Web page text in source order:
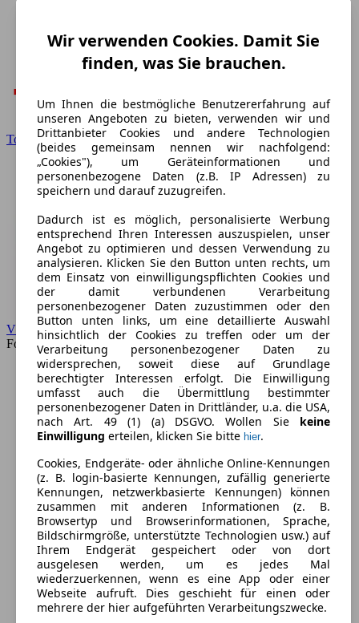
Toyota
VW
Forum
Wir verwenden Cookies. Damit Sie
finden, was Sie brauchen.
Um Ihnen die bestmögliche Benutzererfahrung auf
unseren Angeboten zu bieten, verwenden wir und
Drittanbieter Cookies und andere Technologien
(beides gemeinsam nennen wir nachfolgend:
„Cookies"), um Geräteinformationen und
personenbezogene Daten (z.B. IP Adressen) zu
speichern und darauf zuzugreifen.
Dadurch ist es möglich, personalisierte Werbung
entsprechend Ihren Interessen auszuspielen, unser
Angebot zu optimieren und dessen Verwendung zu
analysieren. Klicken Sie den Button unten rechts, um
dem Einsatz von einwilligungspflichten Cookies und
der damit verbundenen Verarbeitung
personenbezogener Daten zuzustimmen oder den
Button unten links, um eine detaillierte Auswahl
hinsichtlich der Cookies zu treffen oder um der
Verarbeitung personenbezogener Daten zu
widersprechen, soweit diese auf Grundlage
berechtigter Interessen erfolgt. Die Einwilligung
umfasst auch die Übermittlung bestimmter
personenbezogener Daten in Drittländer, u.a. die USA,
nach Art. 49 (1) (a) DSGVO. Wollen Sie keine
Einwilligung erteilen, klicken Sie bitte hier.
Cookies, Endgeräte- oder ähnliche Online-Kennungen
(z. B. login-basierte Kennungen, zufällig generierte
Kennungen, netzwerkbasierte Kennungen) können
zusammen mit anderen Informationen (z. B.
Browsertyp und Browserinformationen, Sprache,
Bildschirmgröße, unterstützte Technologien usw.) auf
Ihrem Endgerät gespeichert oder von dort
ausgelesen werden, um es jedes Mal
wiederzuerkennen, wenn es eine App oder einer
Webseite aufruft. Dies geschieht für einen oder
mehrere der hier aufgeführten Verarbeitungszwecke.